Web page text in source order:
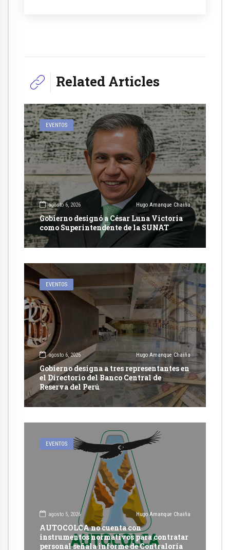
Related Articles
EVENTOS
agosto 6, 2026 Hugo Amanque Chaiña
Gobierno designó a César Luna Victoria
como Superintendente de la SUNAT
EVENTOS
agosto 6, 2026 Hugo Amanque Chaiña
Gobierno designa a tres representantes en
el Directorio del Banco Central de
Reserva del Perú
EVENTOS
agosto 5, 2026 Hugo Amanque Chaiña
AUTOCOLCA no cuenta con
instrumentos normativos para contratar
personal señala informe de Contraloría